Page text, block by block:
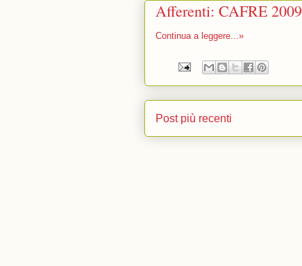
Afferenti: CAFRE
Continua a leggere...»
Post più recenti